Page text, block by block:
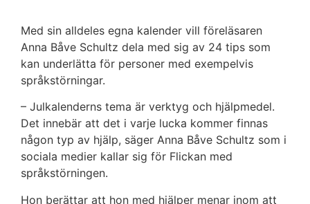
Med sin alldeles egna kalender vill föreläsaren
Anna Båve Schultz dela med sig av 24 tips som
kan underlätta för personer med exempelvis
språkstörningar.
– Julkalenderns tema är verktyg och hjälpmedel.
Det innebär att det i varje lucka kommer finnas
någon typ av hjälp, säger Anna Båve Schultz som i
sociala medier kallar sig för Flickan med
språkstörningen.
Hon berättar att hon med hjälper menar inom att